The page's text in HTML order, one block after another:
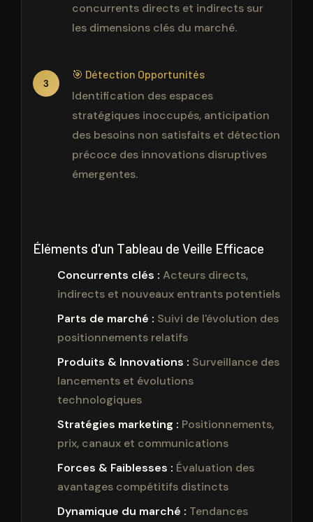
concurrents directs et indirects sur
les dimensions clés du marché.
3
🎯 Détection Opportunités
Identification des espaces
stratégiques inoccupés, anticipation
des besoins non satisfaits et détection
précoce des innovations disruptives
émergentes.
Éléments d'un Tableau de Veille Efficace
Concurrents clés : Acteurs directs,
indirects et nouveaux entrants potentiels
Parts de marché : Suivi de l'évolution des
positionnements relatifs
Produits & Innovations : Surveillance des
lancements et évolutions
technologiques
Stratégies marketing : Positionnements,
prix, canaux et communications
Forces & Faiblesses : Évaluation des
avantages compétitifs distincts
Dynamique du marché : Tendances